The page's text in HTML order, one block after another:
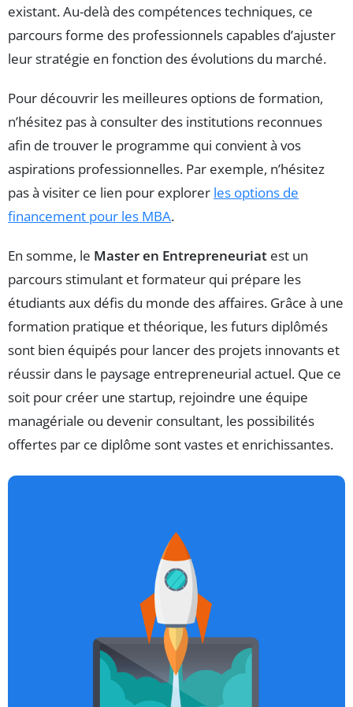
existant. Au-delà des compétences techniques, ce
parcours forme des professionnels capables d’ajuster
leur stratégie en fonction des évolutions du marché.
Pour découvrir les meilleures options de formation,
n’hésitez pas à consulter des institutions reconnues
afin de trouver le programme qui convient à vos
aspirations professionnelles. Par exemple, n’hésitez
pas à visiter ce lien pour explorer les options de
financement pour les MBA.
En somme, le Master en Entrepreneuriat est un
parcours stimulant et formateur qui prépare les
étudiants aux défis du monde des affaires. Grâce à une
formation pratique et théorique, les futurs diplômés
sont bien équipés pour lancer des projets innovants et
réussir dans le paysage entrepreneurial actuel. Que ce
soit pour créer une startup, rejoindre une équipe
managériale ou devenir consultant, les possibilités
offertes par ce diplôme sont vastes et enrichissantes.